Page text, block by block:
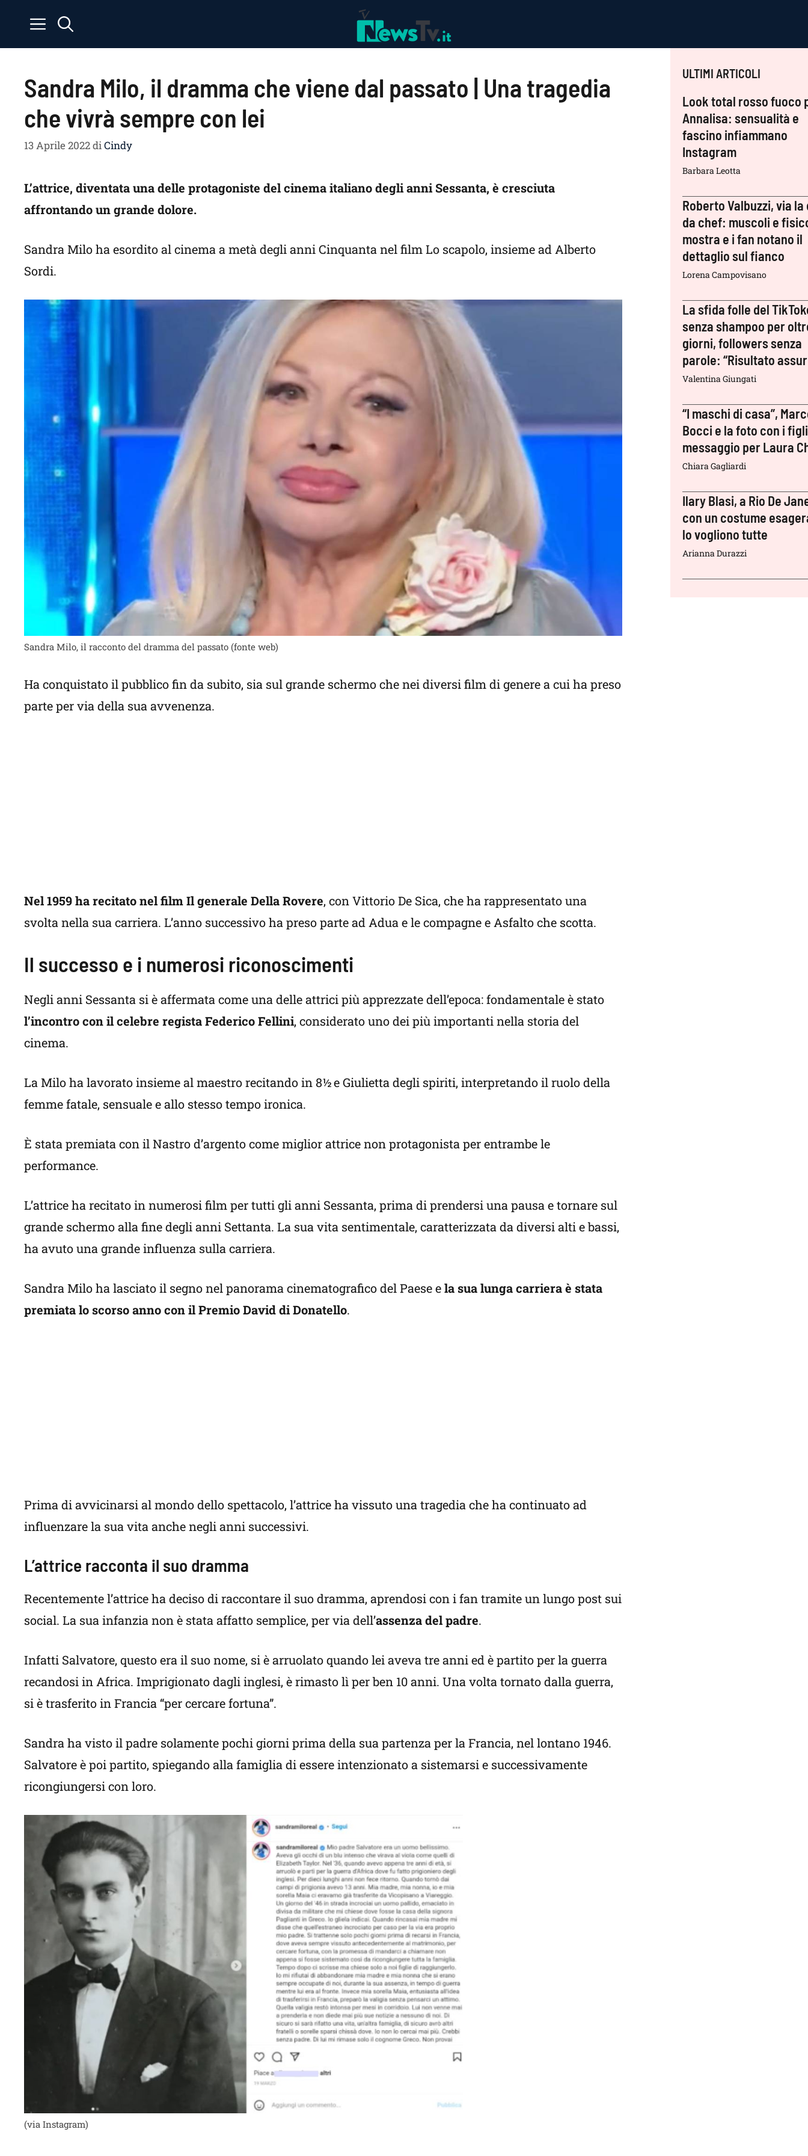
contenuto
Sandra Milo, il dramma che viene dal passato | Una tragedia
che vivrà sempre con lei
13 Aprile 2022di Cindy
L’attrice, diventata una delle protagoniste del cinema italiano degli anni Sessanta, è cresciuta
affrontando un grande dolore.
Sandra Milo ha esordito al cinema a metà degli anni Cinquanta nel film Lo scapolo, insieme ad Alberto
Sordi.
Sandra Milo, il racconto del dramma del passato (fonte web)
Ha conquistato il pubblico fin da subito, sia sul grande schermo che nei diversi film di genere a cui ha preso
parte per via della sua avvenenza.
Nel 1959 ha recitato nel film Il generale Della Rovere, con Vittorio De Sica, che ha rappresentato una
svolta nella sua carriera. L’anno successivo ha preso parte ad Adua e le compagne e Asfalto che scotta.
Il successo e i numerosi riconoscimenti
Negli anni Sessanta si è affermata come una delle attrici più apprezzate dell’epoca: fondamentale è stato
l’incontro con il celebre regista Federico Fellini, considerato uno dei più importanti nella storia del
cinema.
La Milo ha lavorato insieme al maestro recitando in 8½ e Giulietta degli spiriti, interpretando il ruolo della
femme fatale, sensuale e allo stesso tempo ironica.
È stata premiata con il Nastro d’argento come miglior attrice non protagonista per entrambe le
performance.
L’attrice ha recitato in numerosi film per tutti gli anni Sessanta, prima di prendersi una pausa e tornare sul
grande schermo alla fine degli anni Settanta. La sua vita sentimentale, caratterizzata da diversi alti e bassi,
ha avuto una grande influenza sulla carriera.
Sandra Milo ha lasciato il segno nel panorama cinematografico del Paese ela sua lunga carriera è stata
premiata lo scorso anno con il Premio David di Donatello.
Prima di avvicinarsi al mondo dello spettacolo, l’attrice ha vissuto una tragedia che ha continuato ad
influenzare la sua vita anche negli anni successivi.
L’attrice racconta il suo dramma
Recentemente l’attrice ha deciso di raccontare il suo dramma, aprendosi con i fan tramite un lungo post sui
social. La sua infanzia non è stata affatto semplice, per via dell’assenza del padre.
Infatti Salvatore, questo era il suo nome, si è arruolato quando lei aveva tre anni ed è partito per la guerra
recandosi in Africa. Imprigionato dagli inglesi, è rimasto lì per ben 10 anni. Una volta tornato dalla guerra,
si è trasferito in Francia “per cercare fortuna”.
Sandra ha visto il padre solamente pochi giorni prima della sua partenza per la Francia, nel lontano 1946.
Salvatore è poi partito, spiegando alla famiglia di essere intenzionato a sistemarsi e successivamente
ricongiungersi con loro.
(via Instagram)
ULTIMI ARTICOLI
Look total rosso fuoco
Annalisa: sensualità e
fascino infiammano
Instagram
Barbara Leotta
Roberto Valbuzzi, via
da chef: muscoli e
mostra e i fan notano il
dettaglio sul fianco
Lorena Campovisano
La sfida folle del
senza shampoo per
giorni, followers senza
parole: “Risultato
Valentina Giungati
“I maschi di casa”,
Bocci e la foto con i
messaggio per Laura
Chiara Gagliardi
Ilary Blasi, a Rio De
con un costume
lo vogliono tutte
Arianna Durazzi